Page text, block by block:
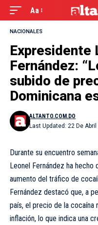
Aa
NACIONALES
Expresidente
Fernández:
subido de
Dominicana
Last Updated: 22 De Abril
ALTANTO.COM.DO
Durante su encuentro
Leonel Fernández ha
aumento del tráfico de
Fernández destacó que, a
país, el precio de la
inflación, lo que indica una